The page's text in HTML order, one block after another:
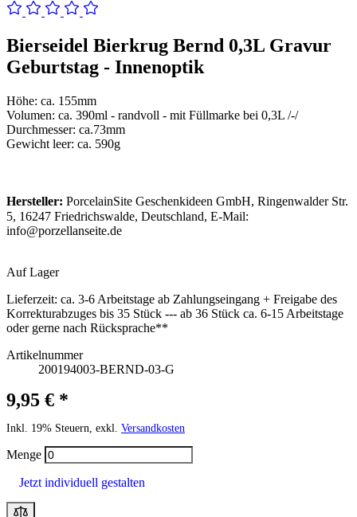
Bierseidel Bierkrug Bernd 0,3L Gravur
Geburtstag - Innenoptik
Höhe: ca. 155mm
Volumen: ca. 390ml - randvoll - mit Füllmarke bei 0,3L /-/
Durchmesser: ca.73mm
Gewicht leer: ca. 590g
Hersteller: PorcelainSite Geschenkideen GmbH, Ringenwalder Str.
5, 16247 Friedrichswalde, Deutschland, E-Mail:
info@porzellanseite.de
Auf Lager
Lieferzeit: ca. 3-6 Arbeitstage ab Zahlungseingang + Freigabe des
Korrekturabzuges bis 35 Stück --- ab 36 Stück ca. 6-15 Arbeitstage
oder gerne nach Rücksprache**
Artikelnummer
200194003-BERND-03-G
9,95 € *
Inkl. 19% Steuern, exkl. Versandkosten
Menge
Jetzt individuell gestalten